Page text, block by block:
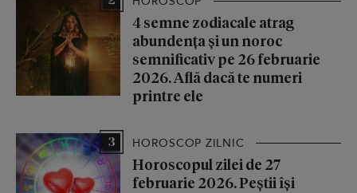
4 semne zodiacale atrag
abundența și un noroc
semnificativ pe 26 februarie
2026. Află dacă te numeri
printre ele
3 HOROSCOP ZILNIC
Horoscopul zilei de 27
februarie 2026. Peștii își